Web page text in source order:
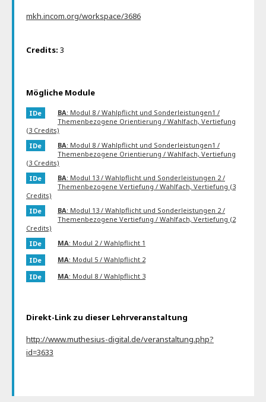
mkh.incom.org/workspace/3686
Credits: 3
Mögliche Module
IDe BA: Modul 8 / Wahlpflicht und Sonderleistungen1 /
Themenbezogene Orientierung / Wahlfach, Vertiefung
(3 Credits)
IDe
BA: Modul 8 / Wahlpflicht und Sonderleistungen1 /
Themenbezogene Orientierung / Wahlfach, Vertiefung
(3 Credits)
IDe
BA: Modul 13 / Wahlpflicht und Sonderleistungen 2 /
Themenbezogene Vertiefung / Wahlfach, Vertiefung (3
Credits)
IDe
BA: Modul 13 / Wahlpflicht und Sonderleistungen 2 /
Themenbezogene Vertiefung / Wahlfach, Vertiefung (2
Credits)
IDe
MA: Modul 2 / Wahlpflicht 1
IDe
MA: Modul 5 / Wahlpflicht 2
IDe
MA: Modul 8 / Wahlpflicht 3
Direkt-Link zu dieser Lehrveranstaltung
http://www.muthesius-digital.de/veranstaltung.php?
id=3633